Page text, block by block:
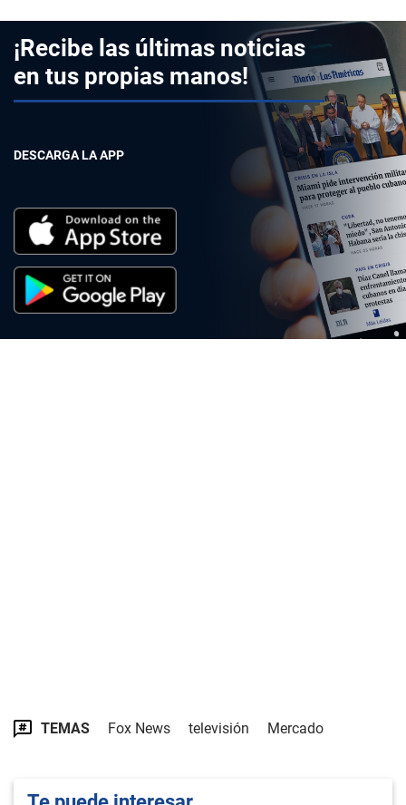
¡Recibe las últimas noticias
en tus propias manos!
DESCARGA LA APP
TEMAS Fox News televisión Mercado